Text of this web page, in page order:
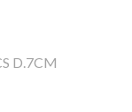
D.7CM